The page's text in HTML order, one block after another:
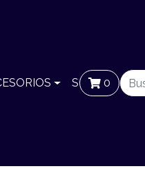
SUCURSALES
0